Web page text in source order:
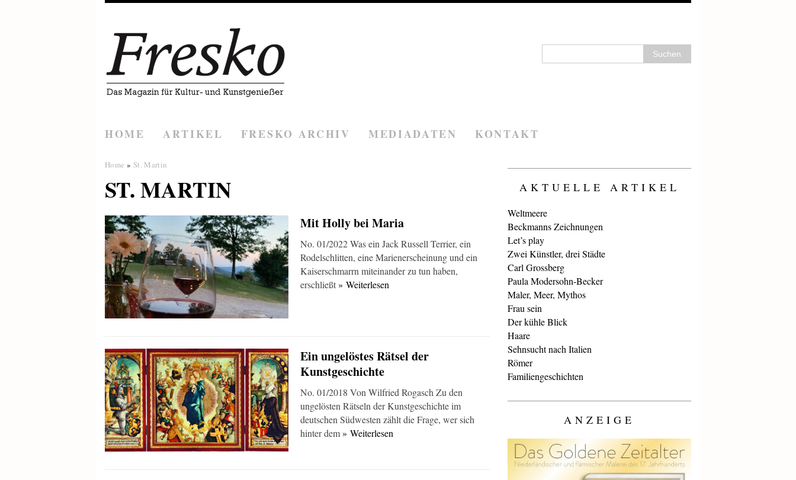
HOME ARTIKEL FRESKO ARCHIV MEDIADATEN KONTAKT
Home » St. Martin
ST. MARTIN
Mit Holly bei Maria
No. 01/2022 Was ein Jack Russell Terrier, ein
Rodelschlitten, eine Marienerscheinung und ein
Kaiserschmarrn miteinander zu tun haben,
erschließt» Weiterlesen
Ein ungelöstes Rätsel der
Kunstgeschichte
No. 01/2018 Von Wilfried Rogasch Zu den
ungelösten Rätseln der Kunstgeschichte im
deutschen Südwesten zählt die Frage, wer sich
hinter dem» Weiterlesen
AKTUELLE ARTIKEL
Weltmeere
Beckmanns Zeichnungen
Let’s play
Zwei Künstler, drei Städte
Carl Grossberg
Paula Modersohn-Becker
Maler, Meer, Mythos
Frau sein
Der kühle Blick
Haare
Sehnsucht nach Italien
Römer
Familiengeschichten
ANZEIGE